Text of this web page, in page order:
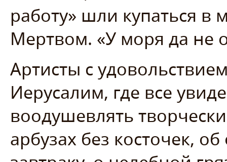
работу» шли купаться
Мертвом. «У моря да не
Артисты с
Иерусалим, где все
воодушевлять
арбузах без косточек,